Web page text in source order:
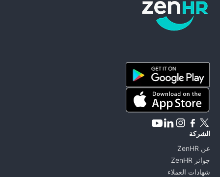
الشركة
عن ZenHR
جوائز ZenHR
شهادات العملاء